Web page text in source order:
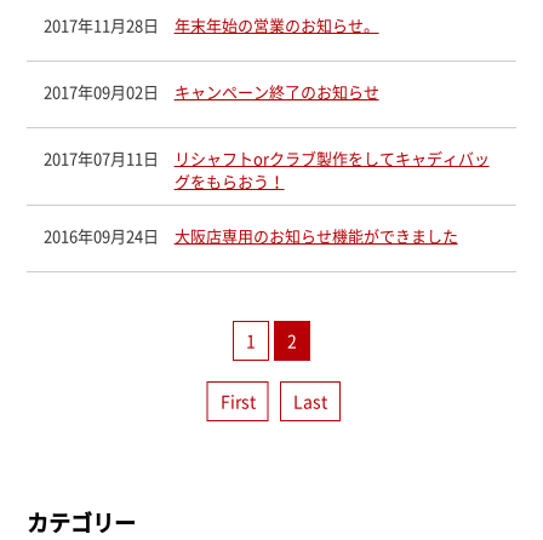
2017年11月28日 年末年始の営業のお知らせ。
2017年09月02日 キャンペーン終了のお知らせ
2017年07月11日
リシャフトorクラブ製作をしてキャディバッ
グをもらおう！
2016年09月24日 大阪店専用のお知らせ機能ができました
First
1 2
Last
カテゴリー